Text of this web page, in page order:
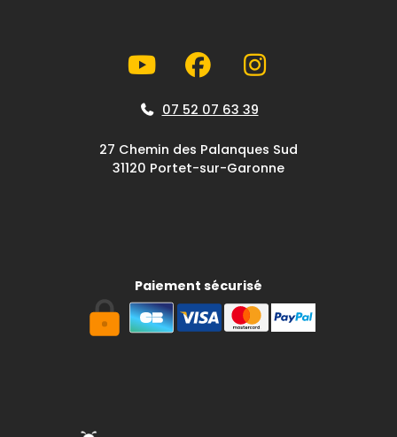
07 52 07 63 39
27 Chemin des Palanques Sud
31120 Portet-sur-Garonne
Paiement sécurisé